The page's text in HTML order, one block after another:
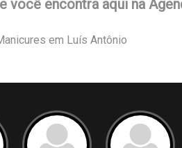
você encontra aqui na
em Luís Antônio